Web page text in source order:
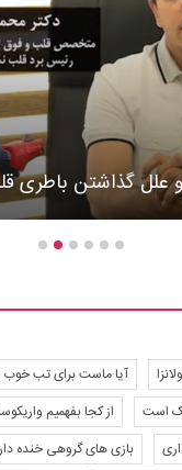
علل گذاشتن باطری
آیا ماست برای تب
است
از کجا بفهمیم
بازی های گروهی خنده دار